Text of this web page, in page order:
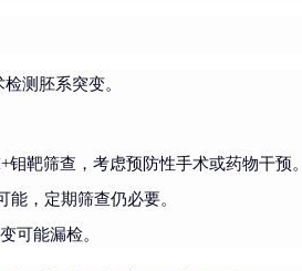
测胚系突变。
靶筛查，考虑预防性手术或药物干预。
能，定期筛查仍必要。
可能漏检。